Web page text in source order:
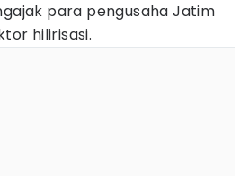
para pengusaha Jatim
hilirisasi.